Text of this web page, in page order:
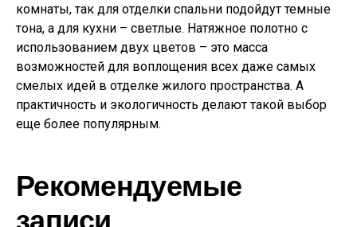
комнаты, так для отделки спальни подойдут темные
тона, а для кухни – светлые. Натяжное полотно с
использованием двух цветов – это масса
возможностей для воплощения всех даже самых
смелых идей в отделке жилого пространства. А
практичность и экологичность делают такой выбор
еще более популярным.
Рекомендуемые